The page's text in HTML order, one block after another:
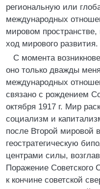
региональную или
международных
мировом
ход мирового развития.
С момента
оно только дважды
международных
связано с рождением
октября 1917 г. Мир
социализм и
после Второй мировой
геостратегическую
центрами силы,
Поражение Советского
к кончине советской